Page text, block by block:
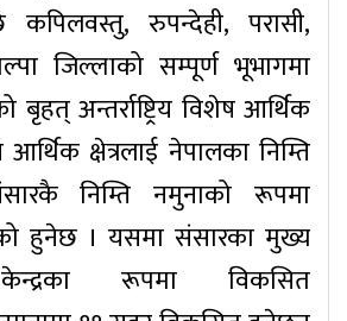
कपिलवस्तु, रुपन्देही, परासी,
जिल्लाको सम्पूर्ण भूभागमा
अन्तर्राष्ट्रिय विशेष आर्थिक
क्षेत्रलाई नेपालका निम्ति
निम्ति नमुनाको रूपमा
हुनेछ । यसमा संसारका मुख्य
रूपमा विकसित